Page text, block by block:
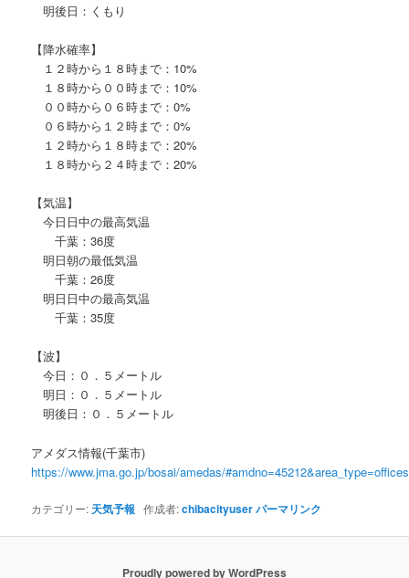
明後日：くもり
【降水確率】
１２時から１８時まで：10%
１８時から００時まで：10%
００時から０６時まで：0%
０６時から１２時まで：0%
１２時から１８時まで：20%
１８時から２４時まで：20%
【気温】
今日日中の最高気温
千葉：36度
明日朝の最低気温
千葉：26度
明日日中の最高気温
千葉：35度
【波】
今日：０．５メートル
明日：０．５メートル
明後日：０．５メートル
アメダス情報(千葉市)
https://www.jma.go.jp/bosai/amedas/
カテゴリー: 天気予報 作成者:chibacityuserパーマリンク
Proudly powered by WordPress